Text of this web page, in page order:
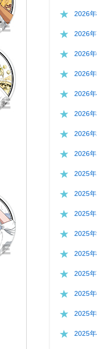
2026年
2026年
2026年
2026年
2026年
2026年
2026年
2026年
2025
2025
2025
2025年
2025年
2025年
2025年
2025年
2025年